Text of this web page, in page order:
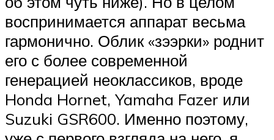
воспринимается аппарат весьма
гармонично. Облик «зээрки» роднит
его с более современной
генерацией неоклассиков, вроде
Honda Hornet, Yamaha Fazer или
Suzuki GSR600. Именно поэтому,